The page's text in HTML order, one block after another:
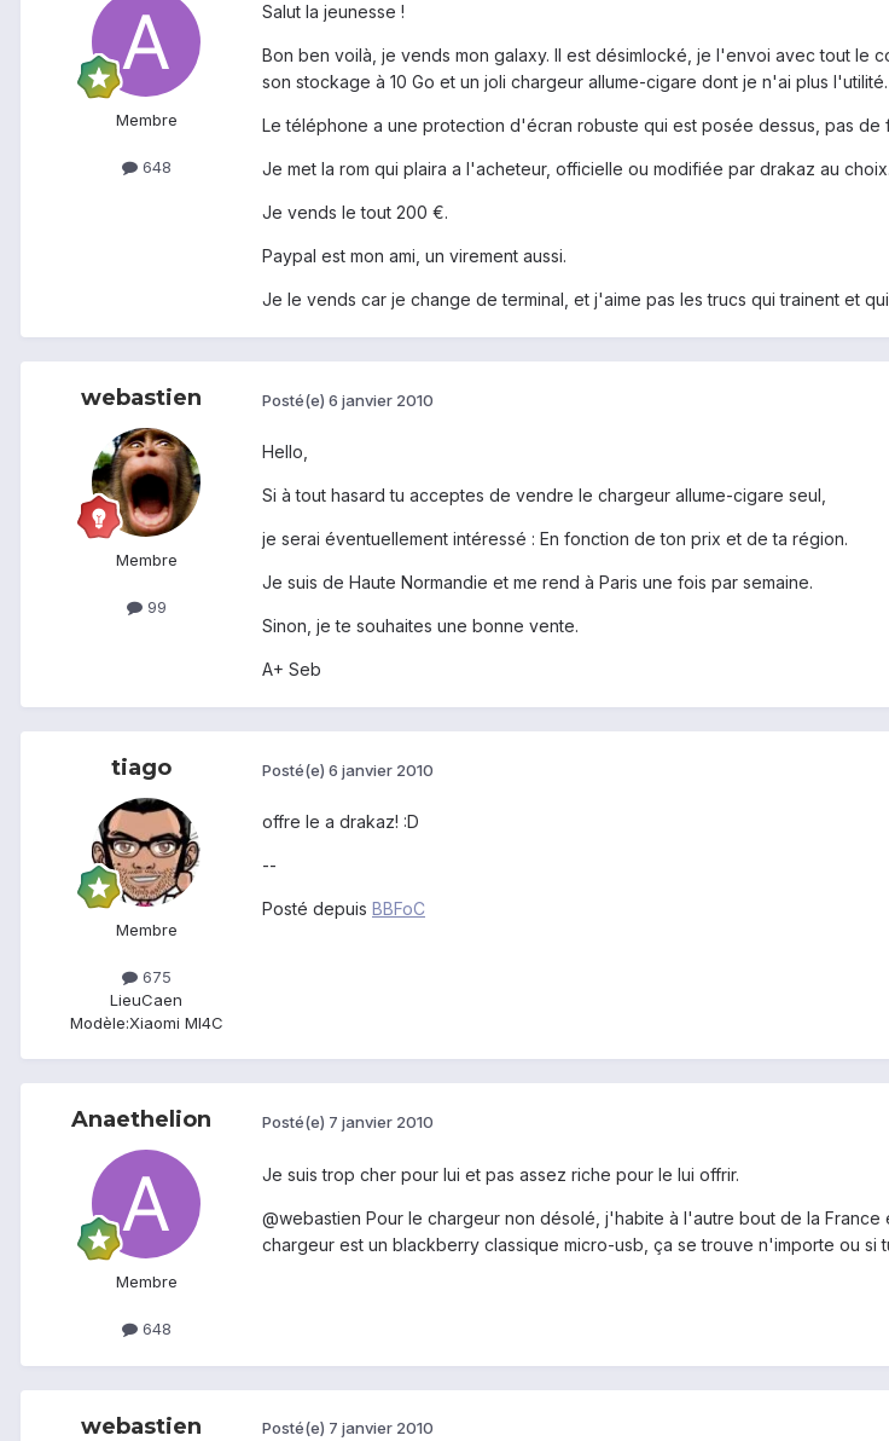
Membre
648
Salut la jeunesse !
Bon ben voilà, je vends mon galaxy. Il est désimlocké, je l'envoi avec tout
son stockage à 10 Go et un joli chargeur allume-cigare dont je n'ai plus l'utilité.
Le téléphone a une protection d'écran robuste qui est posée dessus, pas
Je met la rom qui plaira a l'acheteur, officielle ou modifiée par drakaz au choix.
Je vends le tout 200 €.
Paypal est mon ami, un virement aussi.
Je le vends car je change de terminal, et j'aime pas les trucs qui trainent et
webastien
Membre
99
Posté(e) 6 janvier 2010
Hello,
Si à tout hasard tu acceptes de vendre le chargeur allume-cigare seul,
je serai éventuellement intéressé : En fonction de ton prix et de ta région.
Je suis de Haute Normandie et me rend à Paris une fois par semaine.
Sinon, je te souhaites une bonne vente.
A+ Seb
tiago
Membre
675
LieuCaen
Modèle:Xiaomi MI4C
Posté(e) 6 janvier 2010
offre le a drakaz! :D
--
Posté depuis BBFoC
Anaethelion
Membre
648
Posté(e) 7 janvier 2010
Je suis trop cher pour lui et pas assez riche pour le lui offrir.
@webastien Pour le chargeur non désolé, j'habite à l'autre bout de la
chargeur est un blackberry classique micro-usb, ça se trouve n'importe ou si
webastien Posté(e) 7 janvier 2010